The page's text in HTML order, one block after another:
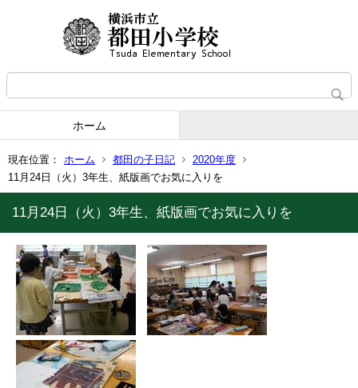
ホーム
現在位置： ホーム 都田の子日記
2020年度
11月24日（火）3年生、紙版画でお気に入りを
11月24日（火）3年生、紙版画でお気に入りを